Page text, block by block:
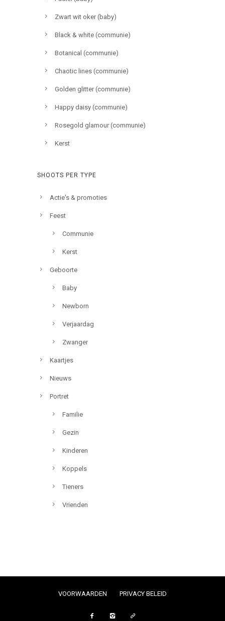
Zwart wit oker (baby)
Black & white (communie)
Botanical (communie)
Chaotic lines (communie)
Golden glitter (communie)
Happy daisy (communie)
Rosegold glamour (communie)
Kerst
SHOOTS PER TYPE
Actie's & promoties
Feest
Communie
Kerst
Geboorte
Baby
Newborn
Verjaardag
Zwanger
Kaartjes
Nieuws
Portret
Familie
Gezin
Kinderen
Koppels
Tieners
Vrienden
VOORWAARDEN PRIVACY BELEID